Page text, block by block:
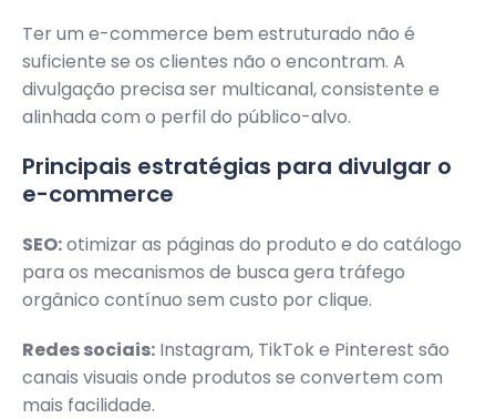
Ter um e-commerce bem estruturado não é
suficiente se os clientes não o encontram. A
divulgação precisa ser multicanal, consistente e
alinhada com o perfil do público-alvo.
Principais estratégias para divulgar o
e-commerce
SEO:otimizar as páginas do produto e do catálogo
para os mecanismos de busca gera tráfego
orgânico contínuo sem custo por clique.
Redes sociais: Instagram, TikTok e Pinterest são
canais visuais onde produtos se convertem com
mais facilidade.